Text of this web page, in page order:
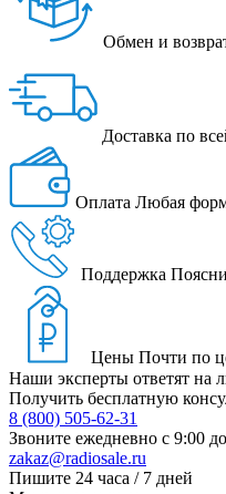
Обмен и
Доставка по
Оплата Любая
Поддержка
Цены Почти по
Наши эксперты ответят на
Получить бесплатную
8 (800) 505-62-31
Звоните ежедневно с 9:00
zakaz@radiosale.ru
Пишите 24 часа / 7 дней